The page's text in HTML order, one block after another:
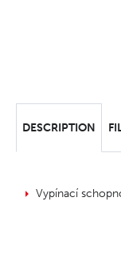
DESCRIPTION
Vypínací